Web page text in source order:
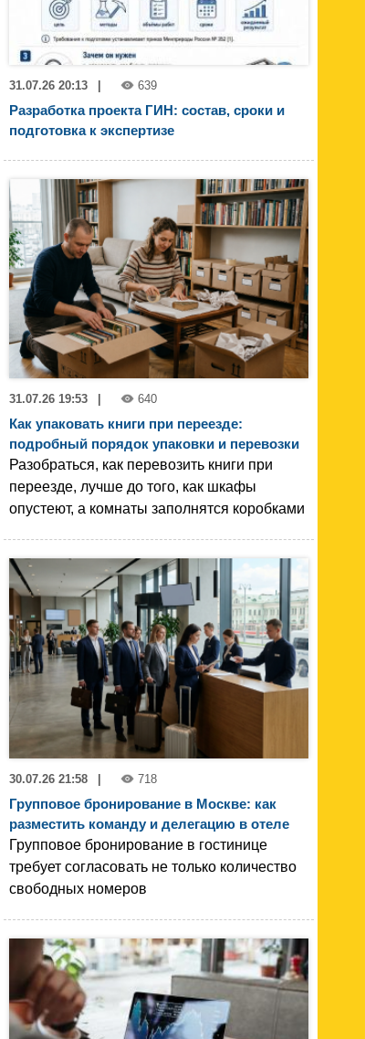
31.07.26 20:13 | 639
Разработка проекта ГИН: состав, сроки и
подготовка к экспертизе
31.07.26 19:53 640
Как упаковать книги при переезде:
подробный порядок упаковки и перевозки
Разобраться, как перевозить книги при
переезде, лучше до того, как шкафы
опустеют, а комнаты заполнятся коробками
30.07.26 21:58 718
Групповое бронирование в Москве: как
разместить команду и делегацию в отеле
Групповое бронирование в гостинице
требует согласовать не только количество
свободных номеров